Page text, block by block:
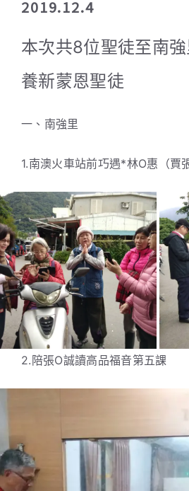
2019.12.4
本次共8位聖徒至南
養新蒙恩聖徒
一、南強里
1.南澳火車站前巧遇*林O惠（賈
2.陪張O誠讀高品福音第五課